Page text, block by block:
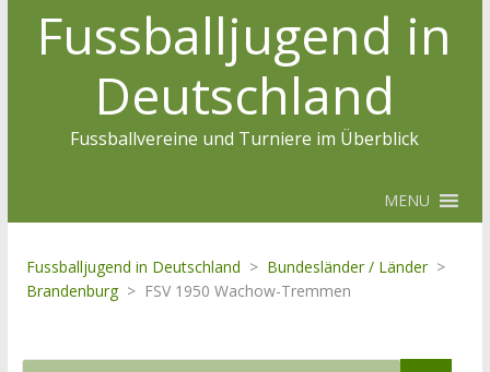
Fussballjugend in
Deutschland
Fussballvereine und Turniere im Überblick
MENU
Fussballjugend in Deutschland > Bundesländer / Länder >
Brandenburg > FSV 1950 Wachow-Tremmen